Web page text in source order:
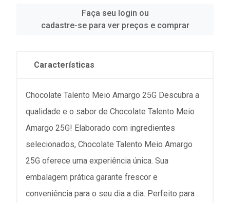
Faça seu login ou
cadastre-se para ver preços e comprar
Características
Chocolate Talento Meio Amargo 25G Descubra a
qualidade e o sabor de Chocolate Talento Meio
Amargo 25G! Elaborado com ingredientes
selecionados, Chocolate Talento Meio Amargo
25G oferece uma experiência única. Sua
embalagem prática garante frescor e
conveniência para o seu dia a dia. Perfeito para